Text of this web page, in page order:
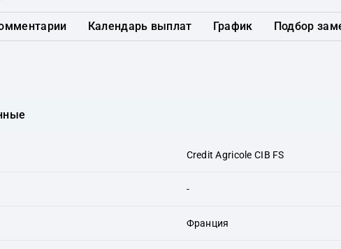
Календарь выплат График Подбор
Credit Agricole CIB FS
-
Франция